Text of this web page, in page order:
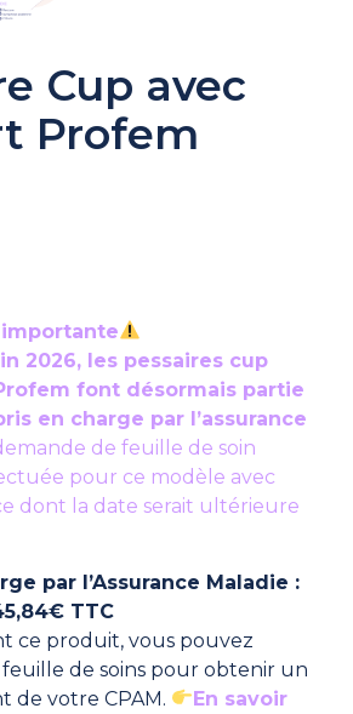
Cup avec
Profem
2026, les pessaires cup
font désormais partie
en charge par l’assurance
de feuille de soin
pour ce modèle avec
dont la date serait ultérieure
par l’Assurance Maladie :
TTC
ce produit, vous pouvez
de soins pour obtenir un
de votre CPAM.
En savoir